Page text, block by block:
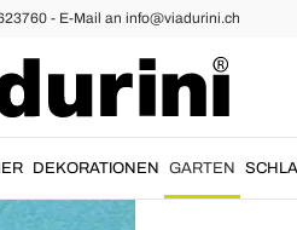
- E-Mail an info@viadurini.ch
DEKORATIONEN GARTEN
in
Öko-